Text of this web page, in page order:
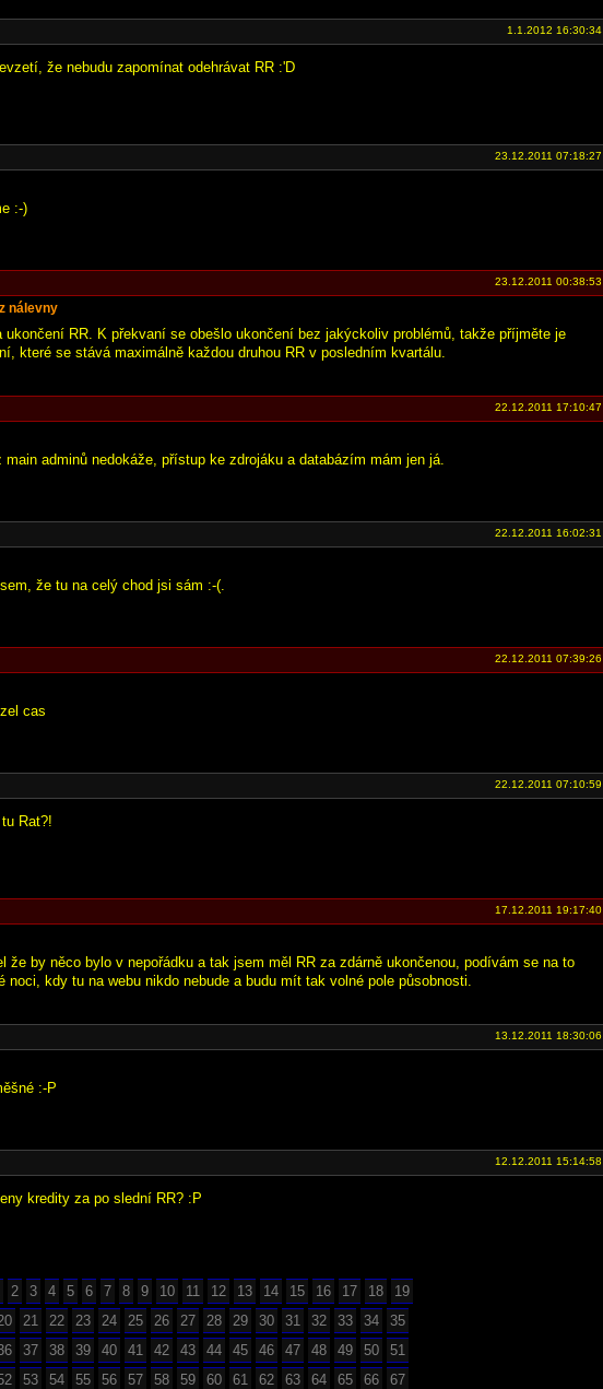
1.1.2012 16:30:34
že nebudu zapomínat odehrávat RR :'D
23.12.2011 07:18:27
:-)
23.12.2011 00:38:53
nálevny
ukončení RR. K překvaní se obešlo ukončení bez jakýckoliv problémů, takže příjměte je
které se stává maximálně každou druhou RR v posledním kvartálu.
22.12.2011 17:10:47
main adminů nedokáže, přístup ke zdrojáku a databázím mám jen já.
22.12.2011 16:02:31
že tu na celý chod jsi sám :-(.
22.12.2011 07:39:26
cas
22.12.2011 07:10:59
Rat?!
17.12.2011 19:17:40
že by něco bylo v nepořádku a tak jsem měl RR za zdárně ukončenou, podívám se na to
noci, kdy tu na webu nikdo nebude a budu mít tak volné pole působnosti.
13.12.2011 18:30:06
:-P
12.12.2011 15:14:58
kredity za po slední RR? :P
2 3 4 5 6 7 8 9 10 11 12 13 14 15 16 17 18
19
21 22 23 24 25 26 27 28 29 30 31 32 33 34
35
37 38 39 40 41 42 43 44 45 46 47 48 49 50
51
53 54 55 56 57 58 59 60 61 62 63 64 65 66 67